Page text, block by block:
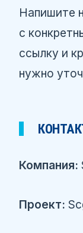
Напишите
с
ссылку и
нужно
Компания:
Проект: